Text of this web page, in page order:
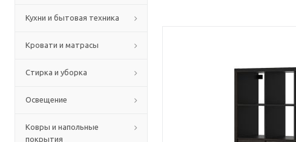
Кухни и бытовая техника
Кровати и матрасы
Стирка и уборка
Освещение
Ковры и напольные
покрытия